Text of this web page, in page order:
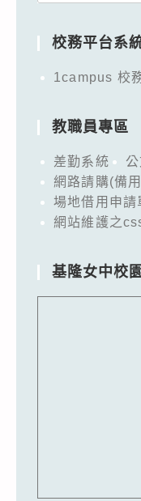
校務平台系
1campus 校
教職員專區
差勤系統
網路請購(備
場地借用申請
網站維護之
基隆女中校